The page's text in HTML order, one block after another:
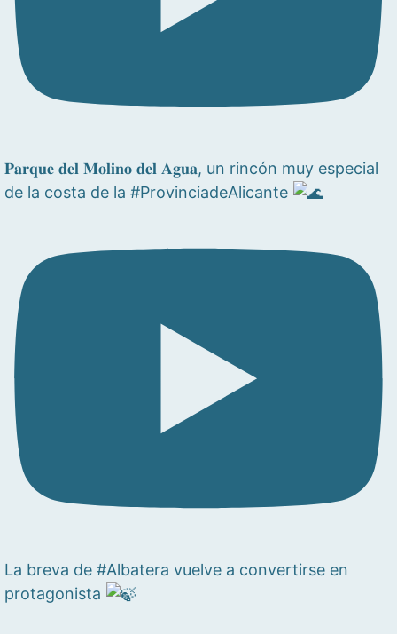
𝐏𝐚𝐫𝐪𝐮𝐞 𝐝𝐞𝐥 𝐌𝐨𝐥𝐢𝐧𝐨 𝐝𝐞𝐥 𝐀𝐠𝐮𝐚, un rincón muy especial
de la costa de la #ProvinciadeAlicante
La breva de #Albatera vuelve a convertirse en
protagonista